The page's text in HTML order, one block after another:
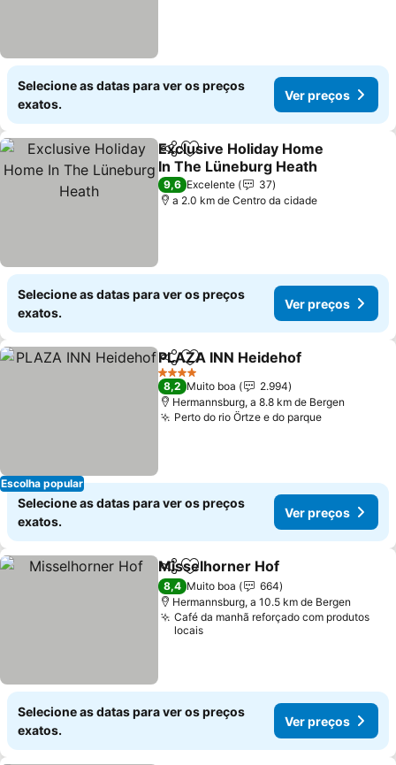
Selecione as datas para ver os preços
exatos.
Ver preços
PartilharAdicionar aos favoritos
Exclusive Holiday Home
In The Lüneburg Heath
Ver preços
9,6 Excelente
37
a 2.0 km de Centro da cidade
Selecione as datas para ver os preços
exatos.
Ver preços
Escolha popular
PartilharAdicionar aos favoritos
PLAZA INN Heidehof
4 Estrelas
8,2 Muito boa
2.994
Hermannsburg, a 8.8 km de Bergen
Perto do rio Örtze e do parqueVer preços
Selecione as datas para ver os preços
exatos.
Ver preços
PartilharAdicionar aos favoritos
Misselhorner Hof
8,4 Muito boa
664
Hermannsburg, a 10.5 km de Bergen
Café da manhã reforçado com produtos
locais
Selecione as datas para ver os preços
exatos.
Ver preços